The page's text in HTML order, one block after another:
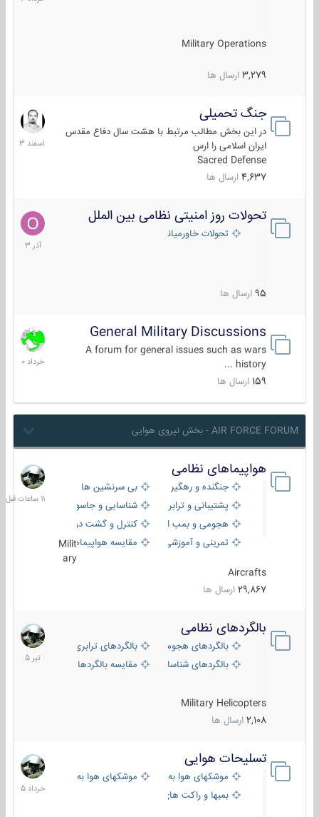
Military Operations
3,279 ارسال ها
جنگ تحمیلی
در این بخش مطالب مرتبط با هشت سال دفاع مقدس
ایران اسلامی را ارس
Sacred Defense
4,637 ارسال ها
20
اسفند
1403
تحولات روز امنیتی نظامی بین الملل
تحولات خاورمیانه
95 ارسال ها
21
آذر
1403
General Military Discussions
A forum for general issues such as wars
history ...
159 ارسال ها
10
خرداد
1400
AIR FORCE FORUM - بخش نیروی هوایی
هواپیماهای نظامی
جنگنده و رهگیر
بی سرنشین ها
پشتیبانی و ترابری
شناسایی و جاسوسی
هجومی و بمب افکن
کنترل و گشت دریایی
تمرینی و آموزشی
مقایسه هواپیماهاMilit
ary
Aircrafts
29,867 ارسال ها
11
ساعات
قبل
بالگردهای نظامی
بالگردهای هجومی
بالگردهای ترابری
بالگردهای شناسایی
مقایسه بالگردها
Military Helicopters
2,108 ارسال ها
22
تیر
1405
تسلیحات هوایی
موشکهای هوا به هوا
موشکهای هوا به سطح
بمبها و راکت های هوایی
30
خرداد
1405